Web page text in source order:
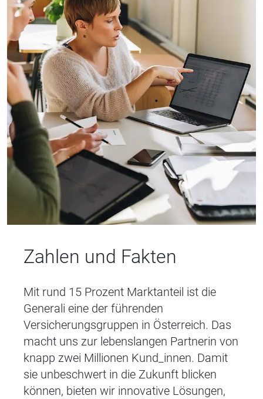
Zahlen und Fakten
Mit rund 15 Prozent Marktanteil ist die
Generali eine der führenden
Versicherungsgruppen in Österreich. Das
macht uns zur lebenslangen Partnerin von
knapp zwei Millionen Kund_innen. Damit
sie unbeschwert in die Zukunft blicken
können, bieten wir innovative Lösungen,